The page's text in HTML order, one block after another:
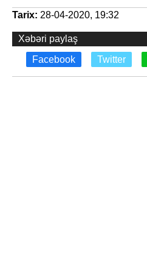
Tarix: 28-04-2020, 19:32
Xəbəri paylaş
Facebook
Twitter